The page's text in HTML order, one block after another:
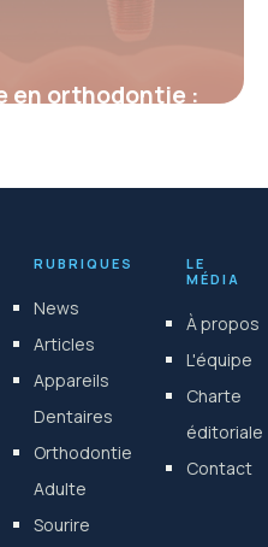
en orthodontie :
RUBRIQUES
News
Articles
Appareils
Dentaires
Orthodontie
Adulte
Sourire
LE
MÉDIA
À propos
L'équipe
Charte
éditoriale
Contact